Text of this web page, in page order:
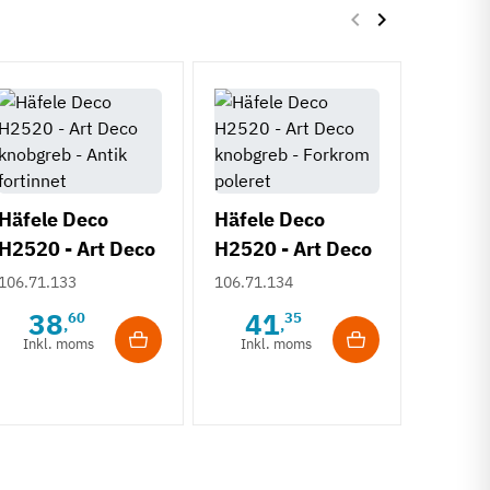
Forrige
keyboard_arrow_left Næste
keyboard_arrow_right
Häfele Deco
H2520 - Art Deco
knobgreb - Antik
fortinnet
106.71.133
38,60
Inkl. moms
Häfele Deco
H2520 - Art Deco
knobgreb -
Forkrom poleret
106.71.134
41,35
Inkl. moms